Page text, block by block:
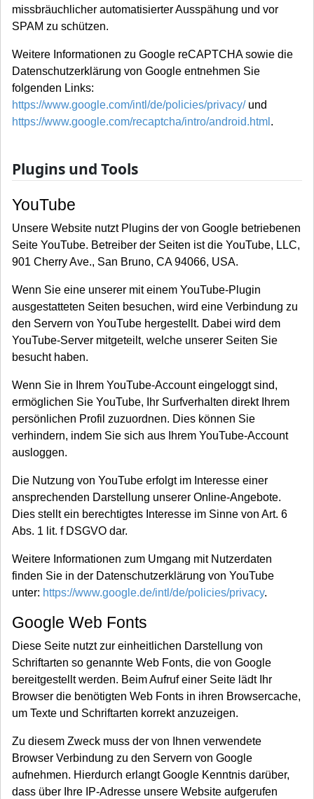
missbräuchlicher automatisierter Ausspähung und vor
SPAM zu schützen.
Weitere Informationen zu Google reCAPTCHA sowie die
Datenschutzerklärung von Google entnehmen Sie
folgenden Links:
https://www.google.com/intl/de/policies/privacy/und
https://www.google.com/recaptcha/intro/android.html .
Plugins und Tools
YouTube
Unsere Website nutzt Plugins der von Google betriebenen
Seite YouTube. Betreiber der Seiten ist die YouTube, LLC,
901 Cherry Ave., San Bruno, CA 94066, USA.
Wenn Sie eine unserer mit einem YouTube-Plugin
ausgestatteten Seiten besuchen, wird eine Verbindung zu
den Servern von YouTube hergestellt. Dabei wird dem
YouTube-Server mitgeteilt, welche unserer Seiten Sie
besucht haben.
Wenn Sie in Ihrem YouTube-Account eingeloggt sind,
ermöglichen Sie YouTube, Ihr Surfverhalten direkt Ihrem
persönlichen Profil zuzuordnen. Dies können Sie
verhindern, indem Sie sich aus Ihrem YouTube-Account
ausloggen.
Die Nutzung von YouTube erfolgt im Interesse einer
ansprechenden Darstellung unserer Online-Angebote.
Dies stellt ein berechtigtes Interesse im Sinne von Art. 6
Abs. 1 lit. f DSGVO dar.
Weitere Informationen zum Umgang mit Nutzerdaten
finden Sie in der Datenschutzerklärung von YouTube
unter: https://www.google.de/intl/de/policies/privacy.
Google Web Fonts
Diese Seite nutzt zur einheitlichen Darstellung von
Schriftarten so genannte Web Fonts, die von Google
bereitgestellt werden. Beim Aufruf einer Seite lädt Ihr
Browser die benötigten Web Fonts in ihren Browsercache,
um Texte und Schriftarten korrekt anzuzeigen.
Zu diesem Zweck muss der von Ihnen verwendete
Browser Verbindung zu den Servern von Google
aufnehmen. Hierdurch erlangt Google Kenntnis darüber,
dass über Ihre IP-Adresse unsere Website aufgerufen